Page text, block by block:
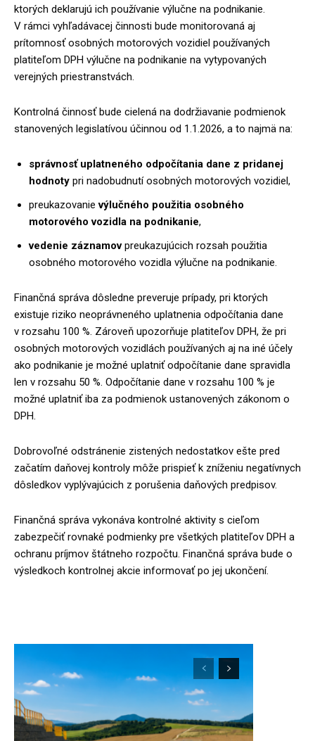
ktorých deklarujú ich používanie výlučne na podnikanie.
V rámci vyhľadávacej činnosti bude monitorovaná aj
prítomnosť osobných motorových vozidiel používaných
platiteľom DPH výlučne na podnikanie na vytypovaných
verejných priestranstvách.
Kontrolná činnosť bude cielená na dodržiavanie podmienok
stanovených legislatívou účinnou od 1.1.2026, a to najmä na:
správnosť uplatneného odpočítania dane z pridanej
hodnoty pri nadobudnutí osobných motorových vozidiel,
preukazovanievýlučného použitia osobného
motorového vozidla na podnikanie,
vedenie záznamovpreukazujúcich rozsah použitia
osobného motorového vozidla výlučne na podnikanie.
Finančná správa dôsledne preveruje prípady, pri ktorých
existuje riziko neoprávneného uplatnenia odpočítania dane
v rozsahu 100 %. Zároveň upozorňuje platiteľov DPH, že pri
osobných motorových vozidlách používaných aj na iné účely
ako podnikanie je možné uplatniť odpočítanie dane spravidla
len v rozsahu 50 %. Odpočítanie dane v rozsahu 100 % je
možné uplatniť iba za podmienok ustanovených zákonom o
DPH.
Dobrovoľné odstránenie zistených nedostatkov ešte pred
začatím daňovej kontroly môže prispieť k zníženiu negatívnych
dôsledkov vyplývajúcich z porušenia daňových predpisov.
Finančná správa vykonáva kontrolné aktivity s cieľom
zabezpečiť rovnaké podmienky pre všetkých platiteľov DPH a
ochranu príjmov štátneho rozpočtu. Finančná správa bude o
výsledkoch kontrolnej akcie informovať po jej ukončení.